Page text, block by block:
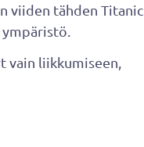
viiden tähden Titanic
vain liikkumiseen,